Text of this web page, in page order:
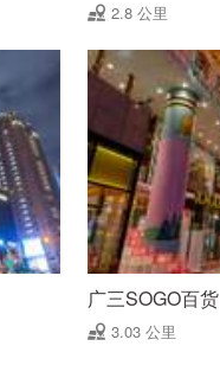
2.8 公里
广三SOGO百货
3.03 公里